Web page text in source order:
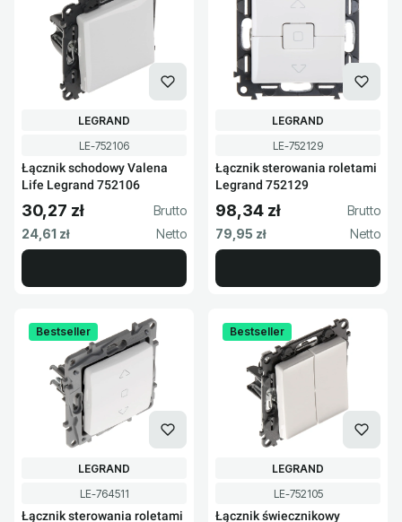
Kod produktu
LE-752106
Łącznik schodowy Valena
Life Legrand 752106
PRODUCENT
LEGRAND
Cena brutto
30,27 zł
Cena netto
24,61 zł
Kod produktu
LE-752129
Łącznik sterowania roletami
Legrand 752129
PRODUCENT
LEGRAND
Cena brutto
98,34 zł
Cena netto
79,95 zł
Bestseller
Kod produktu
LE-764511
Łącznik sterowania roletami
PRODUCENT
LEGRAND
Bestseller
Kod produktu
LE-752105
Łącznik świecznikowy
PRODUCENT
LEGRAND